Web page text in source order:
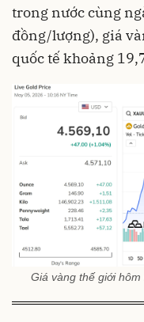
trong nước cùng
đồng/lượng), giá
quốc tế khoảng
Giá vàng thế giới